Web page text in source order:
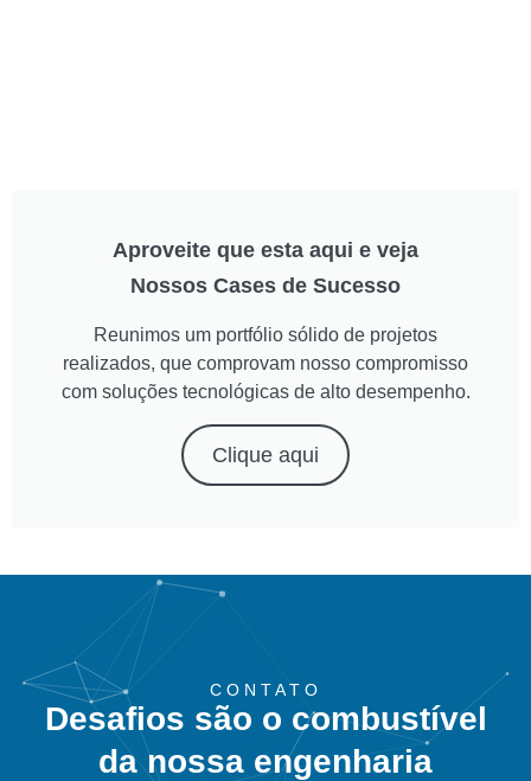
Aproveite que esta aqui e veja
Nossos Cases de Sucesso
Reunimos um portfólio sólido de projetos
realizados, que comprovam nosso compromisso
com soluções tecnológicas de alto desempenho.
Clique aqui
CONTATO
Desafios são o combustível
da nossa engenharia